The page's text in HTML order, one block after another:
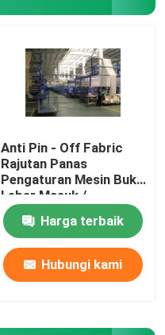
Anti Pin - Off Fabric
Rajutan Panas
Pengaturan Mesin Buka
Lebar Masuk /
Pendingin Udara
Harga terbaik
Hubungi kami